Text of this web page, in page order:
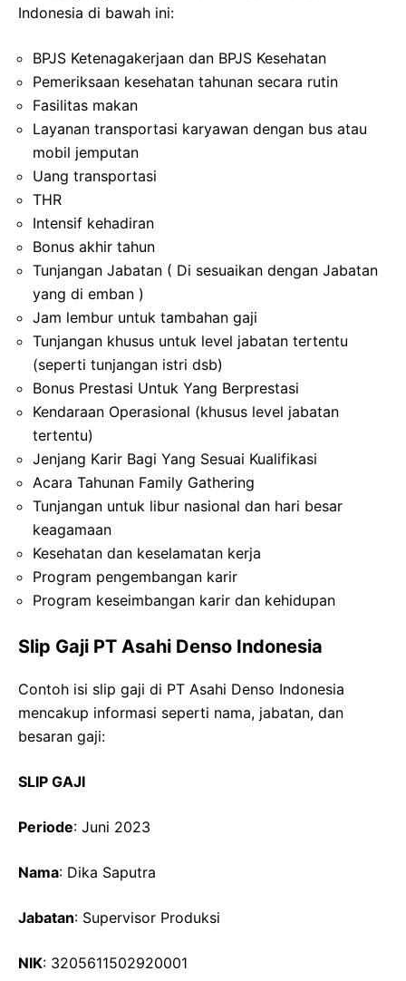
Indonesia di bawah ini:
BPJS Ketenagakerjaan dan BPJS Kesehatan
Pemeriksaan kesehatan tahunan secara rutin
Fasilitas makan
Layanan transportasi karyawan dengan bus atau
mobil jemputan
Uang transportasi
THR
Intensif kehadiran
Bonus akhir tahun
Tunjangan Jabatan ( Di sesuaikan dengan Jabatan
yang di emban )
Jam lembur untuk tambahan gaji
Tunjangan khusus untuk level jabatan tertentu
(seperti tunjangan istri dsb)
Bonus Prestasi Untuk Yang Berprestasi
Kendaraan Operasional (khusus level jabatan
tertentu)
Jenjang Karir Bagi Yang Sesuai Kualifikasi
Acara Tahunan Family Gathering
Tunjangan untuk libur nasional dan hari besar
keagamaan
Kesehatan dan keselamatan kerja
Program pengembangan karir
Program keseimbangan karir dan kehidupan
Slip Gaji PT Asahi Denso Indonesia
Contoh isi slip gaji di PT Asahi Denso Indonesia
mencakup informasi seperti nama, jabatan, dan
besaran gaji:
SLIP GAJI
Periode: Juni 2023
Nama: Dika Saputra
Jabatan: Supervisor Produksi
NIK: 3205611502920001